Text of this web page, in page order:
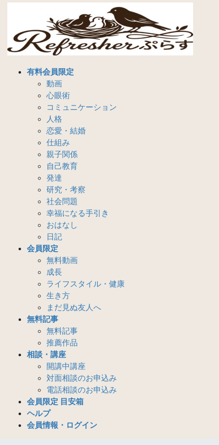
有料会員限定
動画
心眼術
コミュニケーション
人格
恋愛・結婚
仕組み
親子関係
自己教育
発達
研究・考察
社会問題
幸福になる手引き
おはなし
日記
会員限定
無料動画
成長
ライフスタイル・健康
生き方
まだ見ぬ友人へ
無料記事
無料記事
推薦作品
相談・講座
開講中講座
対面相談のお申込み
電話相談のお申込み
会員限定 目安箱
ヘルプ
会員情報・ログイン